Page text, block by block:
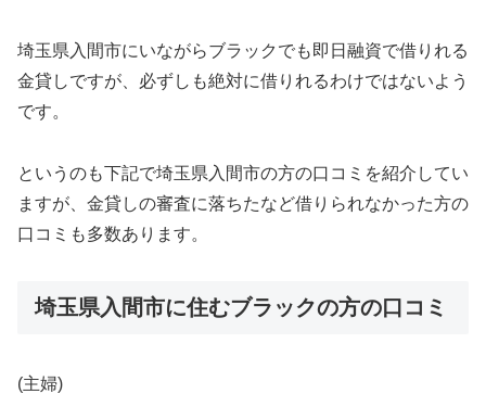
埼玉県入間市にいながらブラックでも即日融資で借りれる
金貸しですが、必ずしも絶対に借りれるわけではないよう
です。
というのも下記で埼玉県入間市の方の口コミを紹介してい
ますが、金貸しの審査に落ちたなど借りられなかった方の
口コミも多数あります。
埼玉県入間市に住むブラックの方の口コミ
(主婦)